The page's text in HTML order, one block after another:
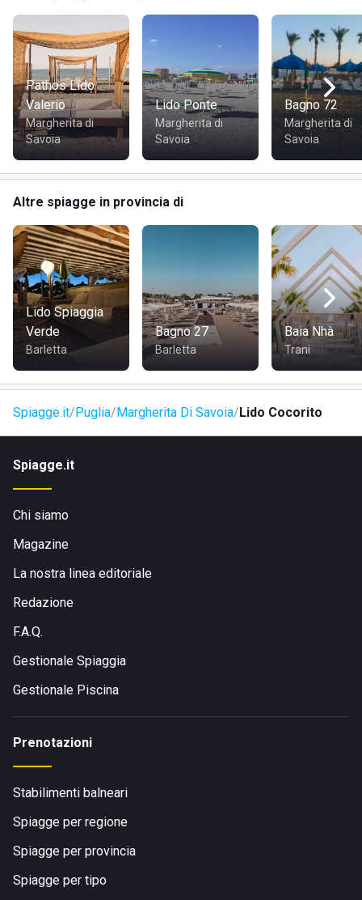
Pathos Lido
Valerio
Margherita di
Savoia
Lido Ponte
Margherita di
Savoia
Bagno 72
Margherita di
Savoia
Altre spiagge in provincia di
Lido Spiaggia
Verde
Barletta
Bagno 27
Barletta
Baia Nhà
Trani
Spiagge.it Puglia Margherita Di Savoia Lido Cocorito
Spiagge.it
Chi siamo
Magazine
La nostra linea editoriale
Redazione
F.A.Q.
Gestionale Spiaggia
Gestionale Piscina
Prenotazioni
Stabilimenti balneari
Spiagge per regione
Spiagge per provincia
Spiagge per tipo